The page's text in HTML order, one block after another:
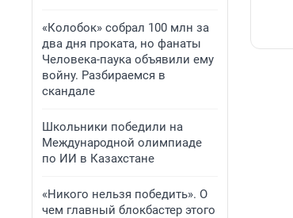
«Колобок» собрал 100 млн за
два дня проката, но фанаты
Человека-паука объявили ему
войну. Разбираемся в
скандале
Школьники победили на
Международной олимпиаде
по ИИ в Казахстане
«Никого нельзя победить». О
чем главный блокбастер этого